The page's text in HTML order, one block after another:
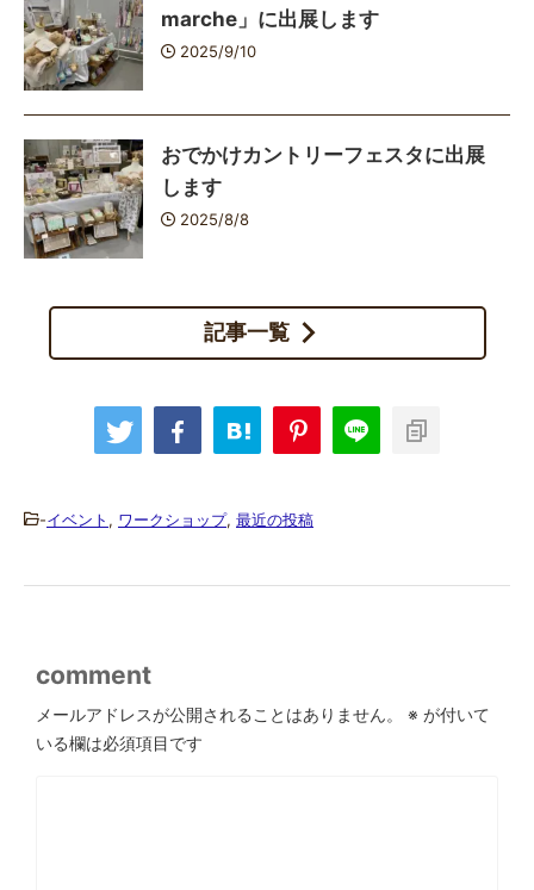
marche」に出展します
2025/9/10
おでかけカントリーフェスタに出展
します
2025/8/8
記事一覧
-イベント , ワークショップ, 最近の投稿
comment
メールアドレスが公開されることはありません。 ※ が付いて
いる欄は必須項目です